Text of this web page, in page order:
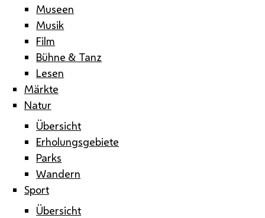
Museen
Musik
Film
Bühne & Tanz
Lesen
Märkte
Natur
Übersicht
Erholungsgebiete
Parks
Wandern
Sport
Übersicht